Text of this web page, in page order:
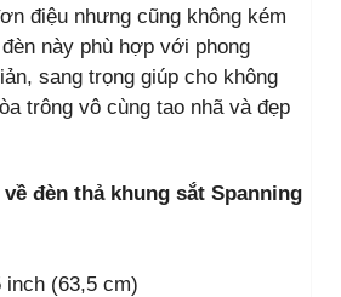
điệu nhưng cũng không kém
này phù hợp với phong
sang trọng giúp cho không
trông vô cùng tao nhã và đẹp
đèn thả khung sắt Spanning
inch (63,5 cm)